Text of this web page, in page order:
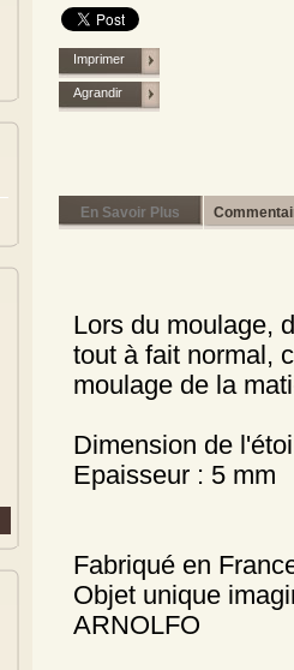
Imprimer
Agrandir
En Savoir Plus
Lors du moulage,
tout à fait normal,
moulage de la
Dimension de
Epaisseur : 5 mm
Fabriqué en
Objet unique
ARNOLFO